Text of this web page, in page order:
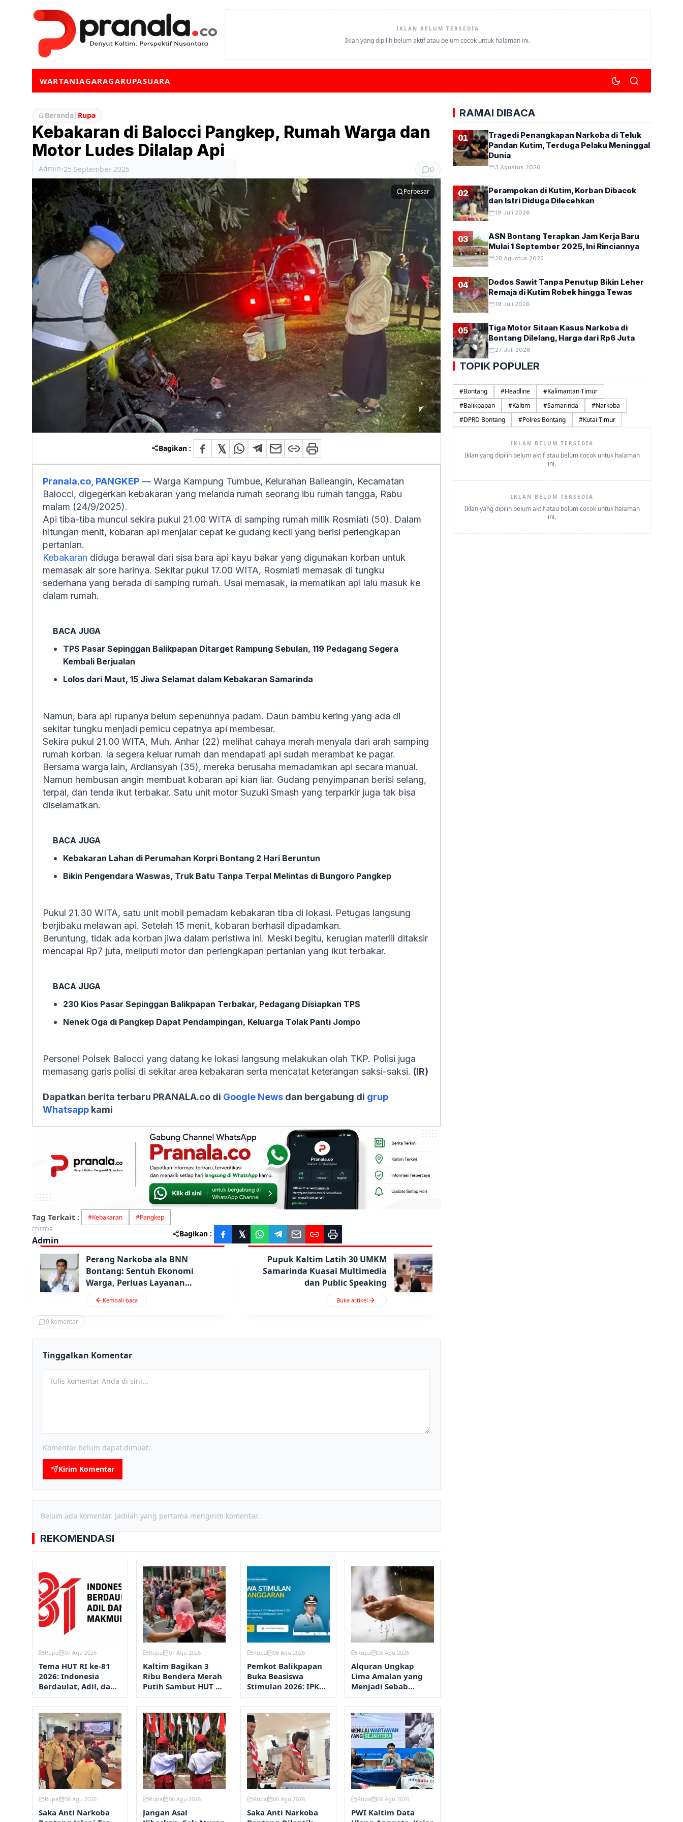
IKLAN BELUM TERSEDIA
Iklan yang dipilih belum aktif atau belum cocok untuk halaman ini.
WARTANIAGARAGARUPASUARA
Beranda| Rupa
Kebakaran di Balocci Pangkep, Rumah Warga dan
Motor Ludes Dilalap Api
Admin•25 September 2025 0
Perbesar
Bagikan :
Pranala.co, PANGKEP — Warga Kampung Tumbue, Kelurahan Balleangin, Kecamatan
Balocci, digegerkan kebakaran yang melanda rumah seorang ibu rumah tangga, Rabu
malam (24/9/2025).
Api tiba-tiba muncul sekira pukul 21.00 WITA di samping rumah milik Rosmiati (50). Dalam
hitungan menit, kobaran api menjalar cepat ke gudang kecil yang berisi perlengkapan
pertanian.
Kebakaran diduga berawal dari sisa bara api kayu bakar yang digunakan korban untuk
memasak air sore harinya. Sekitar pukul 17.00 WITA, Rosmiati memasak di tungku
sederhana yang berada di samping rumah. Usai memasak, ia mematikan api lalu masuk ke
dalam rumah.
BACA JUGA
TPS Pasar Sepinggan Balikpapan Ditarget Rampung Sebulan, 119 Pedagang Segera
Kembali Berjualan
Lolos dari Maut, 15 Jiwa Selamat dalam Kebakaran Samarinda
Namun, bara api rupanya belum sepenuhnya padam. Daun bambu kering yang ada di
sekitar tungku menjadi pemicu cepatnya api membesar.
Sekira pukul 21.00 WITA, Muh. Anhar (22) melihat cahaya merah menyala dari arah samping
rumah korban. Ia segera keluar rumah dan mendapati api sudah merambat ke pagar.
Bersama warga lain, Ardiansyah (35), mereka berusaha memadamkan api secara manual.
Namun hembusan angin membuat kobaran api kian liar. Gudang penyimpanan berisi selang,
terpal, dan tenda ikut terbakar. Satu unit motor Suzuki Smash yang terparkir juga tak bisa
diselamatkan.
BACA JUGA
Kebakaran Lahan di Perumahan Korpri Bontang 2 Hari Beruntun
Bikin Pengendara Waswas, Truk Batu Tanpa Terpal Melintas di Bungoro Pangkep
Pukul 21.30 WITA, satu unit mobil pemadam kebakaran tiba di lokasi. Petugas langsung
berjibaku melawan api. Setelah 15 menit, kobaran berhasil dipadamkan.
Beruntung, tidak ada korban jiwa dalam peristiwa ini. Meski begitu, kerugian materiil ditaksir
mencapai Rp7 juta, meliputi motor dan perlengkapan pertanian yang ikut terbakar.
BACA JUGA
230 Kios Pasar Sepinggan Balikpapan Terbakar, Pedagang Disiapkan TPS
Nenek Oga di Pangkep Dapat Pendampingan, Keluarga Tolak Panti Jompo
Personel Polsek Balocci yang datang ke lokasi langsung melakukan olah TKP. Polisi juga
memasang garis polisi di sekitar area kebakaran serta mencatat keterangan saksi-saksi. (IR)
Dapatkan berita terbaru PRANALA.co di Google News dan bergabung di grup
Whatsapp kami
Tag Terkait : #Kebakaran #Pangkep
EDITOR
Admin
Bagikan :
Perang Narkoba ala BNN
Bontang: Sentuh Ekonomi
Warga, Perluas Layanan
Rehabilitasi
Kembali baca
Pupuk Kaltim Latih 30 UMKM
Samarinda Kuasai Multimedia
dan Public Speaking
Buka artikel
0 komentar
Tinggalkan Komentar
Komentar belum dapat dimuat.
Kirim Komentar
Belum ada komentar. Jadilah yang pertama mengirim komentar.
REKOMENDASI
Rupa 07 Agu 2026
Tema HUT RI ke-81
2026: Indonesia
Berdaulat, Adil, dan
Makmur
Rupa 07 Agu 2026
Kaltim Bagikan 3
Ribu Bendera Merah
Putih Sambut HUT RI
ke-81
Rupa 06 Agu 2026
Pemkot Balikpapan
Buka Beasiswa
Stimulan 2026: IPK
Minimal 2,75,
Pendaftaran via
Online
Rupa 06 Agu 2026
Alquran Ungkap
Lima Amalan yang
Menjadi Sebab
Turunnya Hujan
Rupa 06 Agu 2026
Saka Anti Narkoba
Rupa 06 Agu 2026
Jangan Asal
Rupa 06 Agu 2026
Saka Anti Narkoba
Rupa 06 Agu 2026
PWI Kaltim Data
RAMAI DIBACA
01
Tragedi Penangkapan Narkoba di Teluk
Pandan Kutim, Terduga Pelaku Meninggal
Dunia
3 Agustus 2026
02
Perampokan di Kutim, Korban Dibacok
dan Istri Diduga Dilecehkan
19 Juli 2026
03
ASN Bontang Terapkan Jam Kerja Baru
Mulai 1 September 2025, Ini Rinciannya
28 Agustus 2025
04
Dodos Sawit Tanpa Penutup Bikin Leher
Remaja di Kutim Robek hingga Tewas
19 Juli 2026
05
Tiga Motor Sitaan Kasus Narkoba di
Bontang Dilelang, Harga dari Rp6 Juta
27 Juli 2026
TOPIK POPULER
#Bontang #Headline #Kalimantan Timur
#Balikpapan #Kaltim #Samarinda #Narkoba
#DPRD Bontang #Polres Bontang #Kutai Timur
IKLAN BELUM TERSEDIA
Iklan yang dipilih belum aktif atau belum cocok untuk halaman
ini.
IKLAN BELUM TERSEDIA
Iklan yang dipilih belum aktif atau belum cocok untuk halaman
ini.